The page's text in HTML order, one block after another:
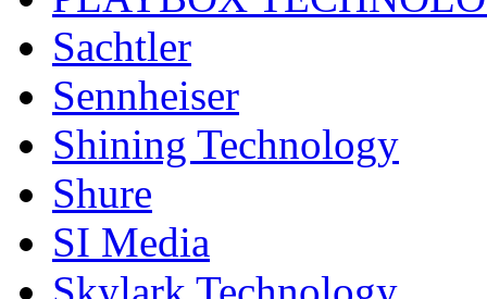
Sachtler
Sennheiser
Shining Technology
Shure
SI Media